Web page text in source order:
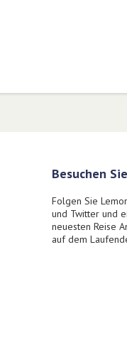
Besuchen
Folgen Sie
und Twitter und
neuesten Reise
auf dem